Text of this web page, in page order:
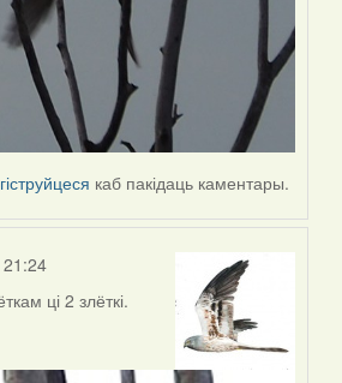
каб пакідаць каментары.
ці 2 злёткі.